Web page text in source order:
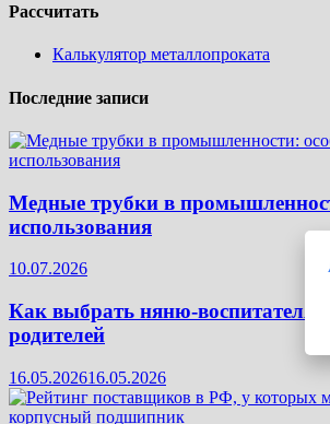
Рассчитать
Калькулятор металлопроката
Последние записи
Медные трубки в
использования
10.07.2026
Как выбрать няню-воспитателя:
родителей
16.05.202616.05.2026